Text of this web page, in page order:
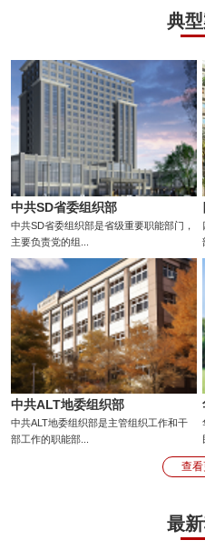
典
中共SD省委组织部
中共SD省委组织部是省级重要职能部门，
主要负责党的组...
中共ALT地委组织部
中共ALT地委组织部是主管组织工作和干
部工作的职能部...
查看
最